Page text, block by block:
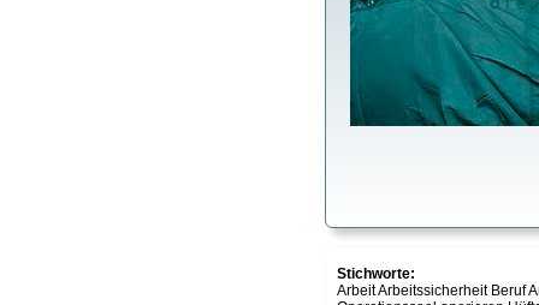
Stichworte:
Arbeit Arbeitssicherheit Beruf